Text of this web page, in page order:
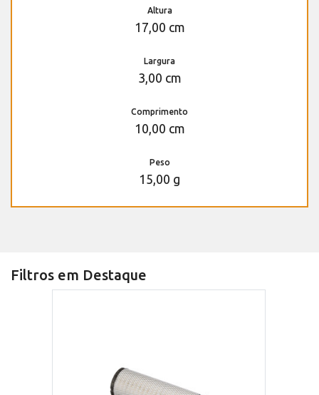
Altura
17,00 cm
Largura
3,00 cm
Comprimento
10,00 cm
Peso
15,00 g
Filtros em Destaque